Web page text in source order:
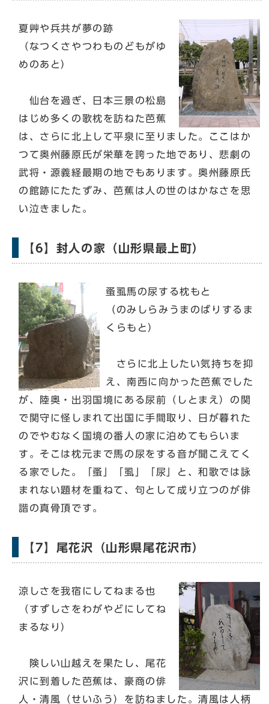
夏艸や兵共が夢の跡
（なつくさやつわものどもがゆ
めのあと）
仙台を過ぎ、日本三景の松島
はじめ多くの歌枕を訪ねた芭蕉
は、さらに北上して平泉に至りました。ここはか
つて奥州藤原氏が栄華を誇った地であり、悲劇の
武将・源義経最期の地でもあります。奥州藤原氏
の館跡にたたずみ、芭蕉は人の世のはかなさを思
い泣きました。
【6】封人の家（山形県最上町）
蚤虱馬の尿する枕もと
（のみしらみうまのばりするま
くらもと）
さらに北上したい気持ちを抑
え、南西に向かった芭蕉でした
が、陸奥・出羽国境にある尿前（しとまえ）の関
で関守に怪しまれて出国に手間取り、日が暮れた
のでやむなく国境の番人の家に泊めてもらいま
す。そこは枕元まで馬の尿をする音が聞こえてく
る家でした。「蚤」「虱」「尿」と、和歌では詠
まれない題材を重ねて、句として成り立つのが俳
諧の真骨頂です。
【7】尾花沢（山形県尾花沢市）
涼しさを我宿にしてねまる也
（すずしさをわがやどにしてね
まるなり）
険しい山越えを果たし、尾花
沢に到着した芭蕉は、豪商の俳
人・清風（せいふう）を訪ねました。清風は人柄